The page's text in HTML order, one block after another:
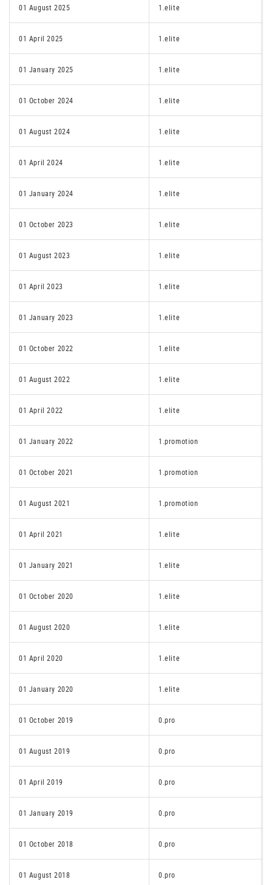
01 August 2025 1.elite
01 April 2025 1.elite
01 January 2025 1.elite
01 October 2024 1.elite
01 August 2024 1.elite
01 April 2024 1.elite
01 January 2024 1.elite
01 October 2023 1.elite
01 August 2023 1.elite
01 April 2023 1.elite
01 January 2023 1.elite
01 October 2022 1.elite
01 August 2022 1.elite
01 April 2022 1.elite
01 January 2022 1.promotion
01 October 2021 1.promotion
01 August 2021 1.promotion
01 April 2021 1.elite
01 January 2021 1.elite
01 October 2020 1.elite
01 August 2020 1.elite
01 April 2020 1.elite
01 January 2020 1.elite
01 October 2019 0.pro
01 August 2019 0.pro
01 April 2019 0.pro
01 January 2019 0.pro
01 October 2018 0.pro
01 August 2018 0.pro